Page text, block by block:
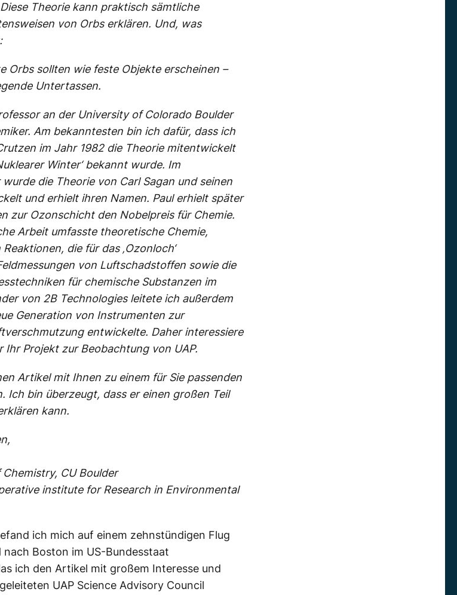
Theorie kann praktisch sämtliche
von Orbs erklären. Und, was
Orbs sollten wie feste Objekte erscheinen –
Untertassen.
an der University of Colorado Boulder
Am bekanntesten bin ich dafür, dass ich
im Jahr 1982 die Theorie mitentwickelt
Winter‘ bekannt wurde. Im
die Theorie von Carl Sagan und seinen
und erhielt ihren Namen. Paul erhielt später
zur Ozonschicht den Nobelpreis für Chemie.
Arbeit umfasste theoretische Chemie,
die für das ‚Ozonloch‘
von Luftschadstoffen sowie die
für chemische Substanzen im
von 2B Technologies leitete ich außerdem
Generation von Instrumenten zur
entwickelte. Daher interessiere
Ihr Projekt zur Beobachtung von UAP.
Artikel mit Ihnen zu einem für Sie passenden
Ich bin überzeugt, dass er einen großen Teil
kann.
CU Boulder
institute for Research in Environmental
ich mich auf einem zehnstündigen Flug
Boston im US-Bundesstaat
ich den Artikel mit großem Interesse und
UAP Science Advisory Council